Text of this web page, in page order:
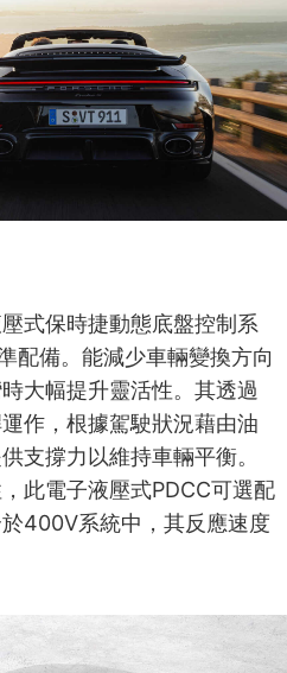
式保時捷動態底盤控制系
配備。能減少車輛變換方向
大幅提升靈活性。其透過
作，根據駕駛狀況藉由油
支撐力以維持車輛平衡。
此電子液壓式PDCC可選配
400V系統中，其反應速度